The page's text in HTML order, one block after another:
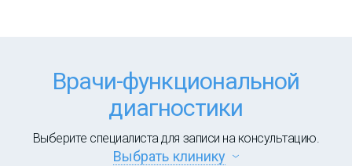
Врачи-функциональной
диагностики
Выберите специалиста для записи на консультацию.
Выбрать клинику